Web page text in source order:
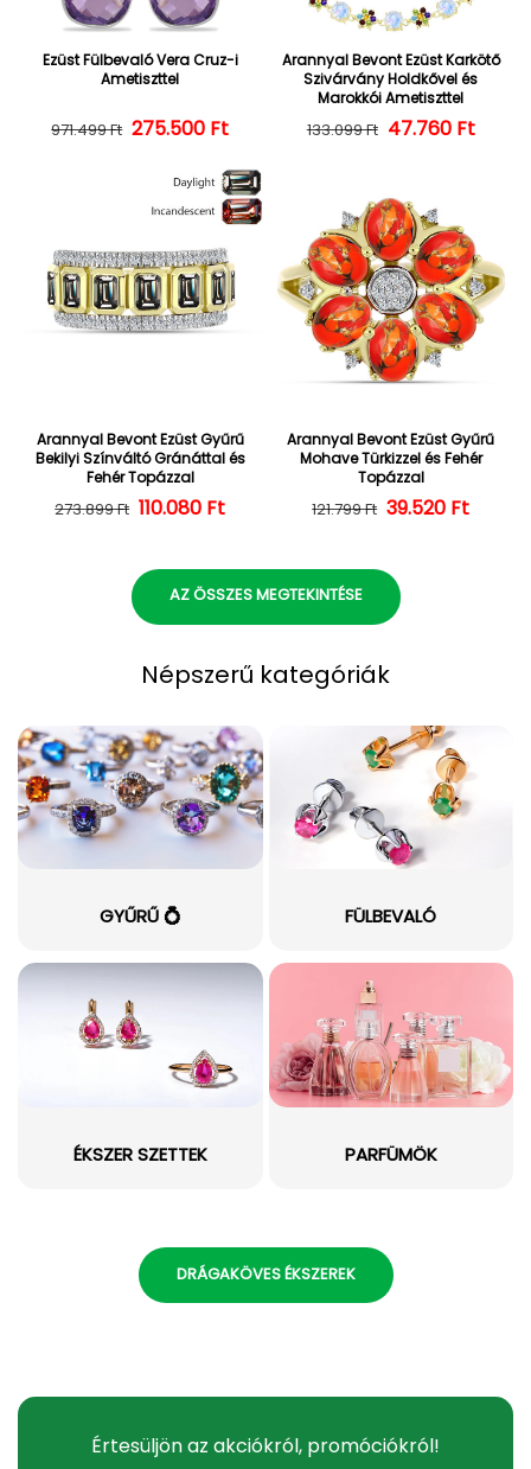
Ezüst Fülbevaló Vera Cruz-i
Ametiszttel
Normál ár
971.499 Ft Kedvezményes ár
275.500 Ft
Arannyal Bevont Ezüst Karkötő
Szivárvány Holdkővel és
Marokkói Ametiszttel
Normál ár
133.099 Ft 47.760 Ft
Arannyal Bevont Ezüst Gyűrű
Bekilyi Színváltó Gránáttal és
Fehér Topázzal
Normál ár
273.899 Ft Kedvezményes ár
110.080 Ft
Arannyal Bevont Ezüst Gyűrű
Mohave Türkizzel és Fehér
Topázzal
Normál ár
121.799 Ft 39.520 Ft
AZ ÖSSZES MEGTEKINTÉSE
Népszerű kategóriák
GYŰRŰ 💍 FÜLBEVALÓ
ÉKSZER SZETTEK PARFÜMÖK
DRÁGAKÖVES ÉKSZEREK
Értesüljön az akciókról, promóciókról!